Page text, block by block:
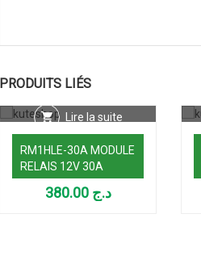
PRODUITS LIÉS
Lire la suite
RM1HLE-30A MODULE
RELAIS 12V 30A
د.ج 380.00